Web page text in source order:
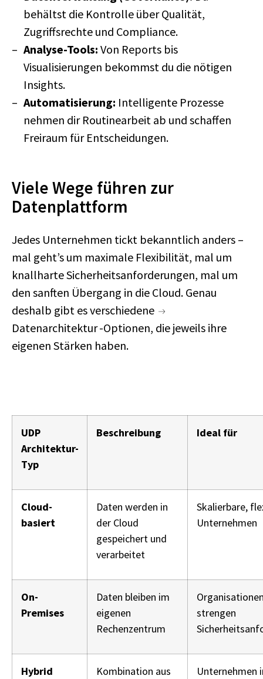
behältst die Kontrolle über Qualität,
Zugriffsrechte und Compliance.
Analyse-Tools: Von Reports bis
Visualisierungen bekommst du die nötigen
Insights.
Automatisierung: Intelligente Prozesse
nehmen dir Routinearbeit ab und schaffen
Freiraum für Entscheidungen.
Viele Wege führen zur
Datenplattform
Jedes Unternehmen tickt bekanntlich anders –
mal geht’s um maximale Flexibilität, mal um
knallharte Sicherheitsanforderungen, mal um
den sanften Übergang in die Cloud. Genau
deshalb gibt es verschiedene
Datenarchitektur-Optionen, die jeweils ihre
eigenen Stärken haben.
UDP
Architektur-
Typ
Beschreibung Ideal für
Cloud-
basiert
Daten werden in
der Cloud
gespeichert und
verarbeitet
Skalierbare,
Unternehmen
On-
Premises
Daten bleiben im
eigenen
Rechenzentrum
strengen
Hybrid
Kombination aus
Unternehmen